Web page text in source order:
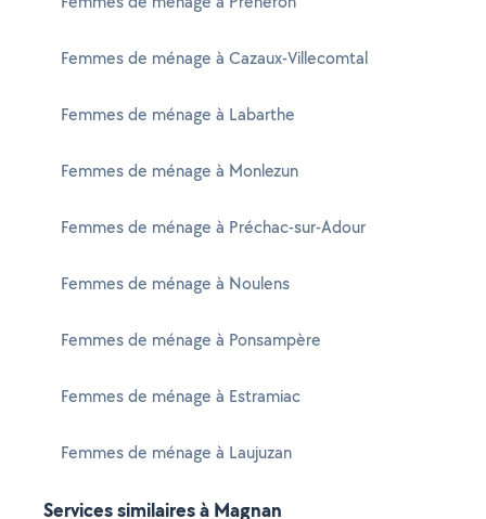
Femmes de ménage à Cazaux-Villecomtal
Femmes de ménage à Labarthe
Femmes de ménage à Monlezun
Femmes de ménage à Préchac-sur-Adour
Femmes de ménage à Noulens
Femmes de ménage à Ponsampère
Femmes de ménage à Estramiac
Femmes de ménage à Laujuzan
Services similaires à Magnan